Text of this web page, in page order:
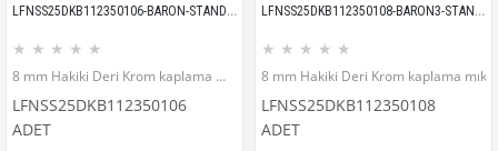
LFNSS25DKB112350106-BARON-STANDART
★ ★ ★ ★ ★
8 mm Hakiki Deri Krom kaplama mıknatıs kapama bileklik
LFNSS25DKB112350106
ADET
LFNSS25DKB112350108-BARON3-STANDART
★ ★ ★ ★ ★
8 mm Hakiki Deri Krom kaplama
LFNSS25DKB112350108
ADET